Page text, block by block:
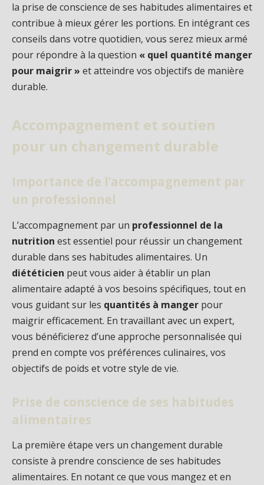
la prise de conscience de ses habitudes alimentaires et
contribue à mieux gérer les portions. En intégrant ces
conseils dans votre quotidien, vous serez mieux armé
pour répondre à la question « quel quantité manger
pour maigrir » et atteindre vos objectifs de manière
durable.
Accompagnement et soutien
pour un changement durable
Importance de l’accompagnement par
un professionnel
L’accompagnement par un professionnel de la
nutrition est essentiel pour réussir un changement
durable dans ses habitudes alimentaires. Un
diététicien peut vous aider à établir un plan
alimentaire adapté à vos besoins spécifiques, tout en
vous guidant sur les quantités à manger pour
maigrir efficacement. En travaillant avec un expert,
vous bénéficierez d’une approche personnalisée qui
prend en compte vos préférences culinaires, vos
objectifs de poids et votre style de vie.
Prise de conscience de ses habitudes
alimentaires
La première étape vers un changement durable
consiste à prendre conscience de ses habitudes
alimentaires. En notant ce que vous mangez et en